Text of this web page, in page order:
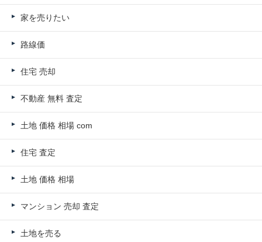
家を売りたい
路線価
住宅 売却
不動産 無料 査定
土地 価格 相場 com
住宅 査定
土地 価格 相場
マンション 売却 査定
土地を売る